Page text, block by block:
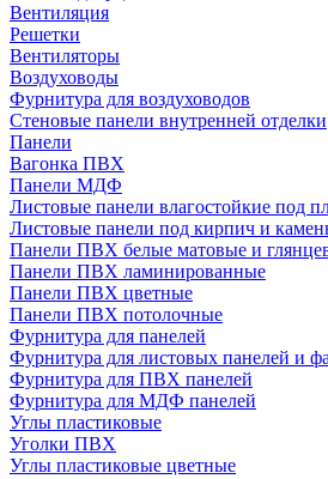
Вентиляция
Решетки
Вентиляторы
Воздуховоды
Фурнитура для воздуховодов
Стеновые панели внутренней отделки
Панели
Вагонка ПВХ
Панели МДФ
Листовые панели влагостойкие под
Листовые панели под кирпич и
Панели ПВХ белые матовые и
Панели ПВХ ламинированные
Панели ПВХ цветные
Панели ПВХ потолочные
Фурнитура для панелей
Фурнитура для листовых панелей и
Фурнитура для ПВХ панелей
Фурнитура для МДФ панелей
Углы пластиковые
Уголки ПВХ
Углы пластиковые цветные